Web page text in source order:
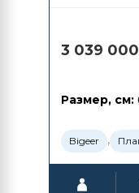
3 039
Размер, см:
Bigeer ,